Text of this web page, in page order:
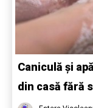
Caniculă și
din casă fără